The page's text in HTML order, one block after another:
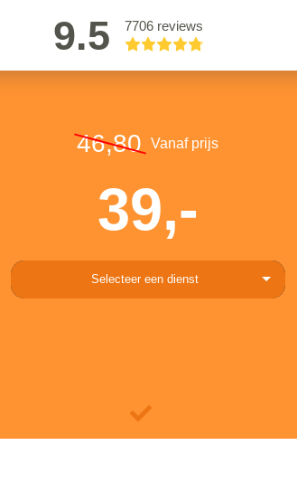
9.5 7706 reviews
46,80 Vanaf prijs
39,-
Selecteer een dienst